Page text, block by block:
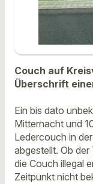
Couch auf
Überschrift
Ein bis dato
Mitternacht und
Ledercouch in
abgestellt. Ob
die Couch illegal
Zeitpunkt nicht